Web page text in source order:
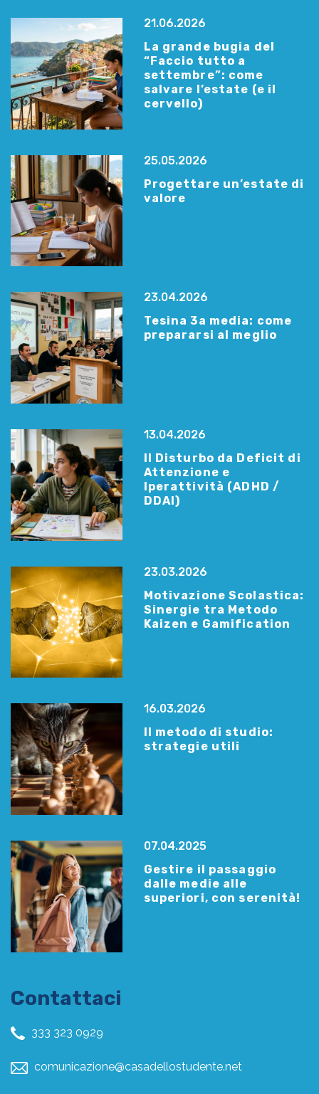
21.06.2026
La grande bugia del
“Faccio tutto a
settembre”: come
salvare l’estate (e il
cervello)
25.05.2026
Progettare un’estate di
valore
23.04.2026
Tesina 3a media: come
prepararsi al meglio
13.04.2026
Il Disturbo da Deficit di
Attenzione e
Iperattività (ADHD /
DDAI)
23.03.2026
Motivazione Scolastica:
Sinergie tra Metodo
Kaizen e Gamification
16.03.2026
Il metodo di studio:
strategie utili
07.04.2025
Gestire il passaggio
dalle medie alle
superiori, con serenità!
Contattaci
333 323 0929
comunicazione@casadellostudente.net